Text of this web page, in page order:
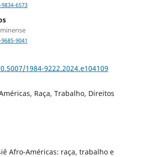
6573
9041
1984-9222.2024.e104109
Raça, Trabalho, Direitos
Afro-Américas: raça, trabalho e